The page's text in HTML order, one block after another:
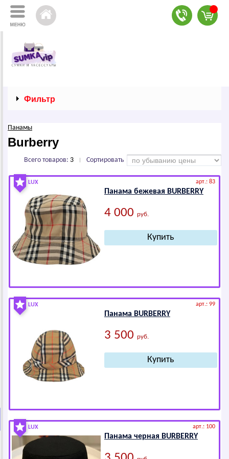
Фильтр
Панамы
Вurbеrrу
Всего товаров: 3 Сортировать
LUX арт.: 83
Панама бежевая ВURВЕRRY
4 000 руб.
LUX арт.: 99
Панама ВURВЕRRY
3 500 руб.
LUX арт.: 100
Панама черная ВURВЕRRY